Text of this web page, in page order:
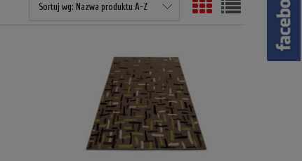
Sortuj wg: Nazwa produktu A-Z